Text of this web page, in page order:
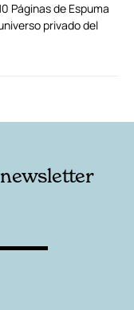
Páginas de Espuma
privado del